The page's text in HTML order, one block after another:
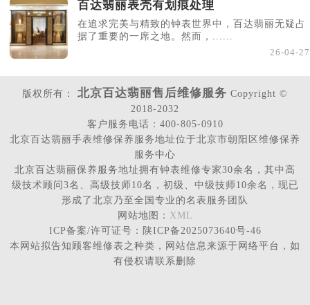
百达翡丽表壳有划痕处理
在追求完美与精致的钟表世界中，百达翡丽无疑占
据了重要的一席之地。然而，......
26-04-27
版权所有： 北京百达翡丽售后维修服务 Copyright ©
2018-2032
客户服务电话：400-805-0910
北京百达翡丽手表维修保养服务地址位于北京市朝阳区维修保养
服务中心
北京百达翡丽保养服务地址拥有钟表维修专家30余名，其中高
级技术顾问3名、高级技师10名，初级、中级技师10余名，现已
形成了北京乃至全国专业的名表服务团队
网站地图： XML
ICP备案/许可证号：陕ICP备2025073640号-46
本网站拟告知顾客维修表之种类，网站信息来源于网络平台，如
有侵权请联系删除